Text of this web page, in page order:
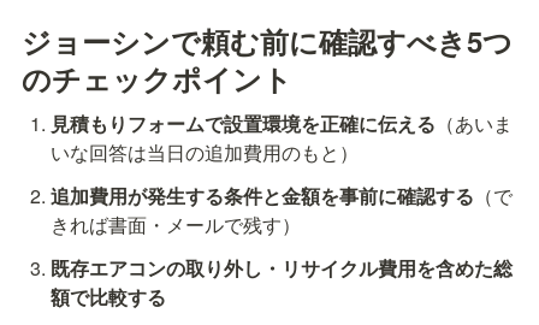
ジョーシンで頼む前に確認すべき5つ
のチェックポイント
見積もりフォームで設置環境を正確に伝える （あいま
いな回答は当日の追加費用のもと）
追加費用が発生する条件と金額を事前に確認する （で
きれば書面・メールで残す）
既存エアコンの取り外し・リサイクル費用を含めた総
額で比較する